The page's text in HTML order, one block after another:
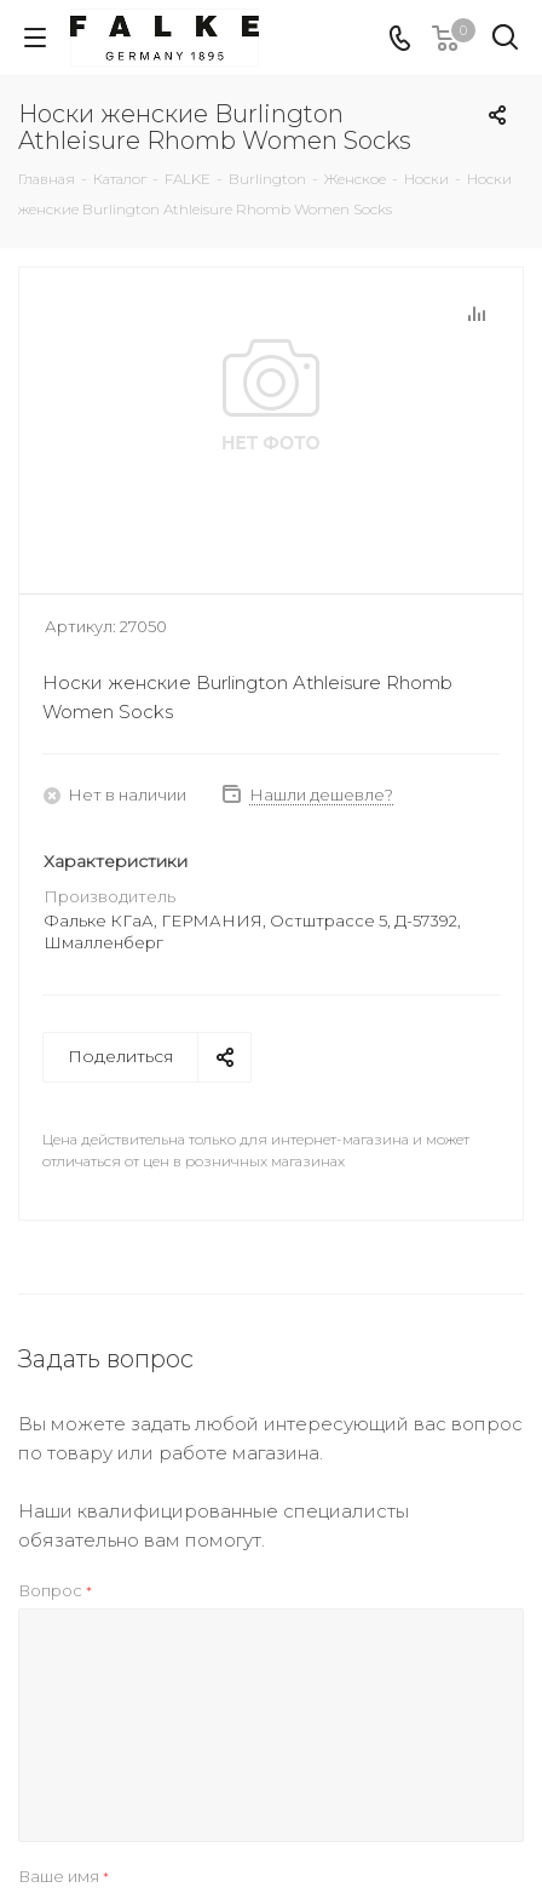
0
Носки женские Burlington
Athleisure Rhomb Women Socks
Главная - Каталог - FALKE - Burlington - Женское - Носки - Носки
женские Burlington Athleisure Rhomb Women Socks
Артикул: 27050
Носки женские Burlington Athleisure Rhomb
Women Socks
Нет в наличии Нашли дешевле?
Характеристики
Производитель
Фальке КГаА, ГЕРМАНИЯ, Остштрассе 5, Д-57392,
Шмалленберг
Поделиться
Цена действительна только для интернет-магазина и может
отличаться от цен в розничных магазинах
Задать вопрос
Вы можете задать любой интересующий вас вопрос
по товару или работе магазина.
Наши квалифицированные специалисты
обязательно вам помогут.
Вопрос *
Ваше имя *